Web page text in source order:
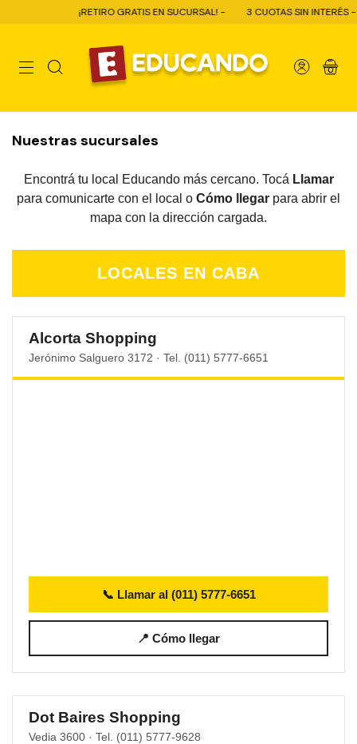
¡RETIRO GRATIS EN SUCURSAL! - 3 CUOTAS SIN INTERÉS -
0
Nuestras sucursales
Encontrá tu local Educando más cercano. Tocá Llamar
para comunicarte con el local o Cómo llegar para abrir el
mapa con la dirección cargada.
LOCALES EN CABA
Alcorta Shopping
Jerónimo Salguero 3172 · Tel. (011) 5777-6651
📞 Llamar al (011) 5777-6651
📍 Cómo llegar
Dot Baires Shopping
Vedia 3600 · Tel. (011) 5777-9628